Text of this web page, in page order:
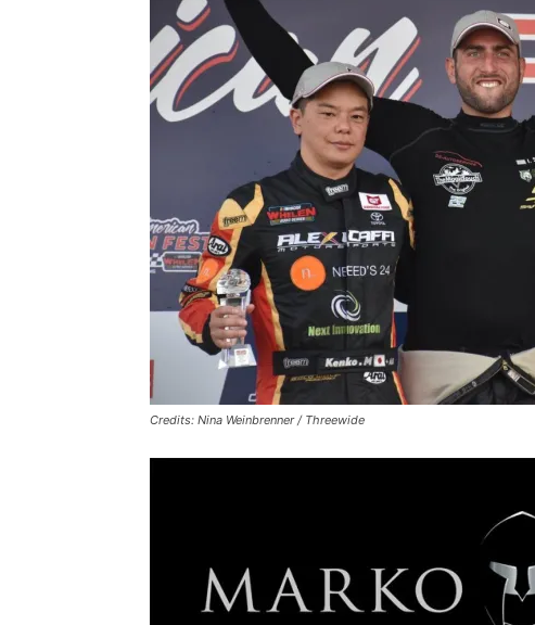
Credits: Nina Weinbrenner / Threewide